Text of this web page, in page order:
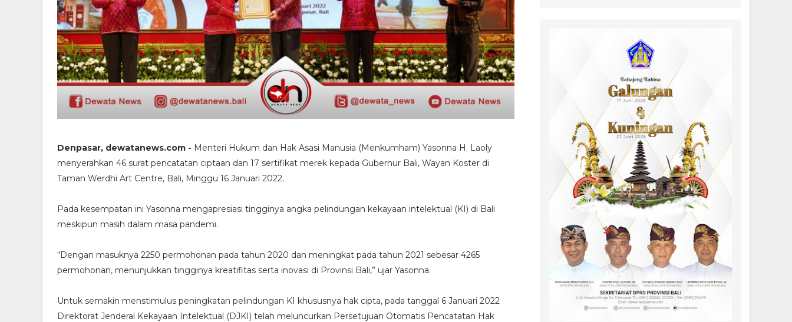
Denpasar, dewatanews.com - Menteri Hukum dan Hak Asasi Manusia (Menkumham) Yasonna H. Laoly
menyerahkan 46 surat pencatatan ciptaan dan 17 sertifikat merek kepada Gubernur Bali, Wayan Koster di
Taman Werdhi Art Centre, Bali, Minggu 16 Januari 2022.
Pada kesempatan ini Yasonna mengapresiasi tingginya angka pelindungan kekayaan intelektual (KI) di Bali
meskipun masih dalam masa pandemi.
“Dengan masuknya 2250 permohonan pada tahun 2020 dan meningkat pada tahun 2021 sebesar 4265
permohonan, menunjukkan tingginya kreatifitas serta inovasi di Provinsi Bali,” ujar Yasonna.
Untuk semakin menstimulus peningkatan pelindungan KI khususnya hak cipta, pada tanggal 6 Januari 2022
Direktorat Jenderal Kekayaan Intelektual (DJKI) telah meluncurkan Persetujuan Otomatis Pencatatan Hak